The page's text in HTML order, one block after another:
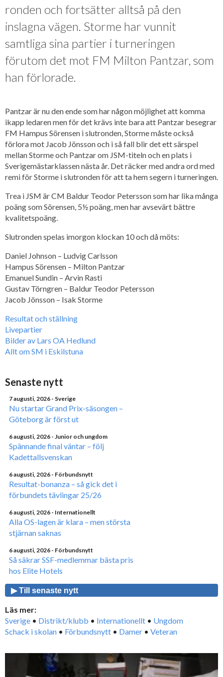
ronden och fortsätter alltså på den
inslagna vägen. Storme har vunnit
samtliga sina partier i turneringen
förutom det mot FM Milton Pantzar, som
han förlorade.
Pantzar är nu den ende som har någon möjlighet att komma
ikapp ledaren men för det krävs inte bara att Pantzar besegrar
FM Hampus Sörensen i slutronden, Storme måste också
förlora mot Jacob Jönsson och i så fall blir det ett särspel
mellan Storme och Pantzar om JSM-titeln och en plats i
Sverigemästarklassen nästa år. Det räcker med andra ord med
remi för Storme i slutronden för att ta hem segern i turneringen.
Trea i JSM är CM Baldur Teodor Petersson som har lika många
poäng som Sörensen, 5½ poäng, men har avsevärt bättre
kvalitetspoäng.
Slutronden spelas imorgon klockan 10 och då möts:
Daniel Johnson – Ludvig Carlsson
Hampus Sörensen – Milton Pantzar
Emanuel Sundin – Arvin Rasti
Gustav Törngren – Baldur Teodor Petersson
Jacob Jönsson – Isak Storme
Resultat och ställning
Livepartier
Bilder av Lars OA Hedlund
Allt om SM i Eskilstuna
Senaste nytt
7 augusti, 2026 - Sverige
Nu startar Grand Prix-säsongen –
Göteborg är först ut
6 augusti, 2026 - Junior och ungdom
Spännande final väntar – följ
Kadettallsvenskan
6 augusti, 2026 - Förbundsnytt
Resultat-bonanza – så gick det i
förbundets tävlingar 25/26
6 augusti, 2026 - Internationellt
Alla OS-lagen är klara – men största
stjärnan saknas
6 augusti, 2026 - Förbundsnytt
Så säkrar SSF-medlemmar bästa pris
hos Elite Hotels
▶ Till senaste nytt
Läs mer:
Sverige • Distrikt/klubb • Internationellt • Ungdom
Schack i skolan • Förbundsnytt • Damer • Veteran